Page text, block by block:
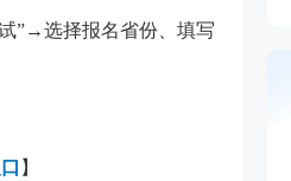
”→选择报名省份、填写
】